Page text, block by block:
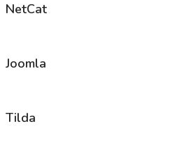
NetCat
Joomla
Tilda